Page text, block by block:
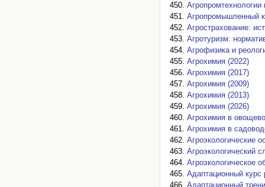
Агропромтехнологии
Агропромышленный
Агрострахование:
Агротуризм:
Агрофизика и
Агрохимия (2022)
Агрохимия (2017)
Агрохимия (2009)
Агрохимия (2013)
Агрохимия (2026)
Агрохимия в
Агрохимия в
Агроэкологические
Агроэкологический
Агроэкологическое
Адаптационный курс
Адаптационный